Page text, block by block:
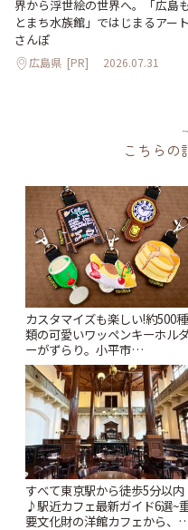
界から浮世絵の世界へ。「広島も
とまち水族館」ではじまるアート
さんぽ
広島県 [PR] 2026.07.31
こちらの
カスタマイズも楽しい!約500種
類の可愛いワッペンキーホル
ーがずらり。小平市
「Kimamaya T&K」 | ことりっ
ぷ
すべて東京駅から徒歩5分以内
♪駅近カフェ最新ガイド6選~
要文化財の洋館カフェから、